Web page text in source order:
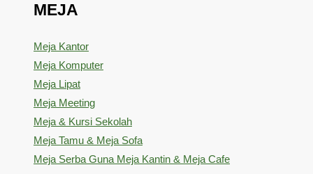
MEJA
Meja Kantor
Meja Komputer
Meja Lipat
Meja Meeting
Meja & Kursi Sekolah
Meja Tamu & Meja Sofa
Meja Serba Guna Meja Kantin & Meja Cafe